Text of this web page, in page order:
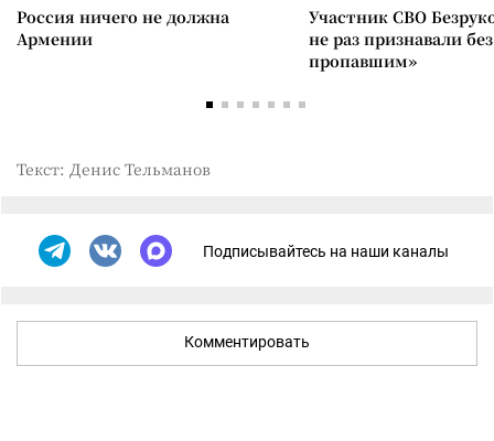
Россия ничего не должна
Армении
Участник СВО
не раз признавали
пропавшим»
Текст: Денис Тельманов
Подписывайтесь на наши каналы
Комментировать